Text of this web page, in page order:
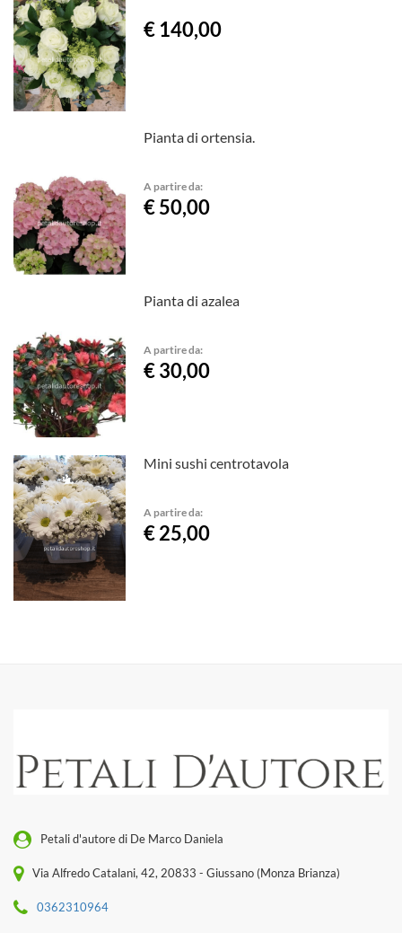
€ 140,00
Pianta di ortensia.
A partire da:
€ 50,00
Pianta di azalea
A partire da:
€ 30,00
Mini sushi centrotavola
A partire da:
€ 25,00
Petali d'autore di De Marco Daniela
Via Alfredo Catalani, 42, 20833 - Giussano (Monza Brianza)
0362310964